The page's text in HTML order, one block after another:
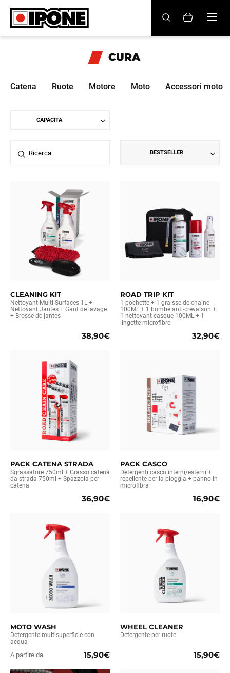
Ipone
LA MARCA
Account
FR EN
CURA
Catena Ruote Motore Moto Accessori moto
BESTSELLER
CLEANING KIT
Nettoyant Multi-Surfaces 1L +
Nettoyant Jantes + Gant de lavage
+ Brosse de jantes
38,90€
ROAD TRIP KIT
1 pochette + 1 graisse de chaine
100ML + 1 bombe anti-crevaison +
1 nettoyant casque 100ML + 1
lingette microfibre
32,90€
PACK CATENA STRADA
Sgrassatore 750ml + Grasso catena
da strada 750ml + Spazzola per
catena
36,90€
PACK CASCO
Detergenti casco interni/esterni +
repellente per la pioggia + panno in
microfibra
16,90€
MOTO WASH
Detergente multisuperficie con
acqua
A partire da 15,90€
WHEEL CLEANER
Detergente per ruote
15,90€